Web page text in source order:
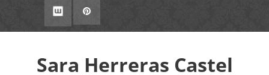
Sara Herreras Castel